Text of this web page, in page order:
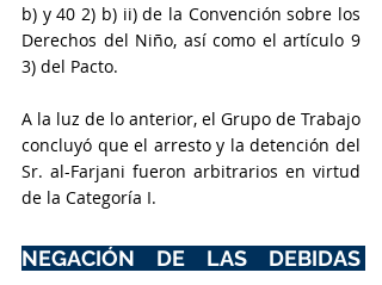
b) y 40 2) b) ii) de la Convención sobre los
Derechos del Niño, así como el artículo 9
3) del Pacto.
A la luz de lo anterior, el Grupo de Trabajo
concluyó que el arresto y la detención del
Sr. al-Farjani fueron arbitrarios en virtud
de la Categoría I.
NEGACIÓN DE LAS DEBIDAS